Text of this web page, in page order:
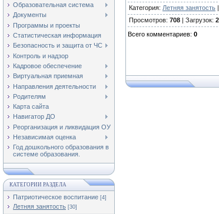
Образовательная система
Документы
Программы и проекты
Статистическая информация
Безопасность и защита от ЧС
Контроль и надзор
Кадровое обеспечение
Виртуальная приемная
Направления деятельности
Родителям
Карта сайта
Навигатор ДО
Реорганизация и ликвидация ОУ
Независимая оценка
Год дошкольного образования в
системе образования.
КАТЕГОРИИ РАЗДЕЛА
Патриотическое воспитание [4]
Летняя занятость [30]
Категория: Летняя занятость |
Просмотров: 708 | Загрузок:
Всего комментариев: 0